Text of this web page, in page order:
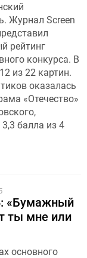
Журнал Screen
рейтинг
конкурса. В
из 22 картин.
оказалась
«Отечество»
балла из 4
«Бумажный
ты мне или
основного